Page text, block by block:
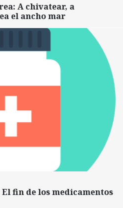
A chivatear, a
el ancho mar
El fin de los medicamentos